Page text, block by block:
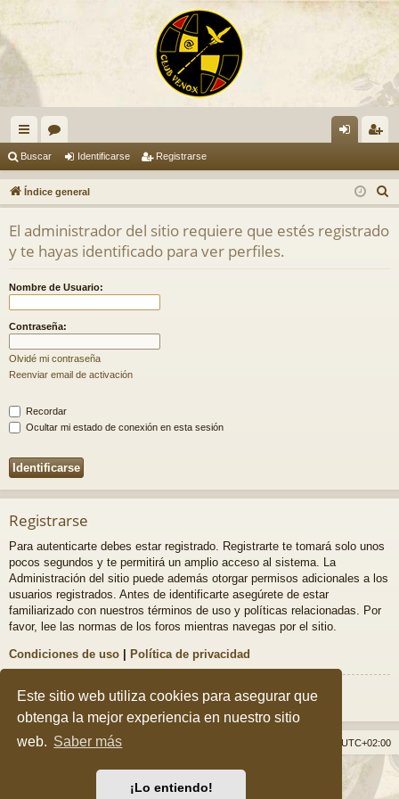
Este sitio web utiliza cookies para asegurar que
obtenga la mejor experiencia en nuestro sitio
web. Saber más
¡Lo entiendo!
nl
ac
es
rá
do
or
os nti
fic
ar
ist
ra
rs
Buscar Identificarse Registrarse
Índice general
u
El administrador del sitio requiere que estés registrado
y te hayas identificado para ver perfiles.
Nombre de Usuario:
Contraseña:
Olvidé mi contraseña
Reenviar email de activación
Recordar
Ocultar mi estado de conexión en esta sesión
Registrarse
Para autenticarte debes estar registrado. Registrarte te tomará solo unos
pocos segundos y te permitirá un amplio acceso al sistema. La
Administración del sitio puede además otorgar permisos adicionales a los
usuarios registrados. Antes de identificarte asegúrete de estar
familiarizado con nuestros términos de uso y políticas relacionadas. Por
favor, lee las normas de los foros mientras navegas por el sitio.
Condiciones de uso | Política de privacidad
Registrarse
Índice general UTC+02:00
Desarrollado porphpBB® Forum Software © phpBB Limited
Style porArty&